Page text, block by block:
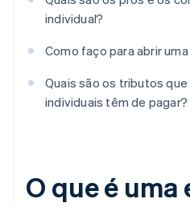
individual?
Como faço para abrir
Quais são os tributos
individuais têm de pagar?
O que é uma